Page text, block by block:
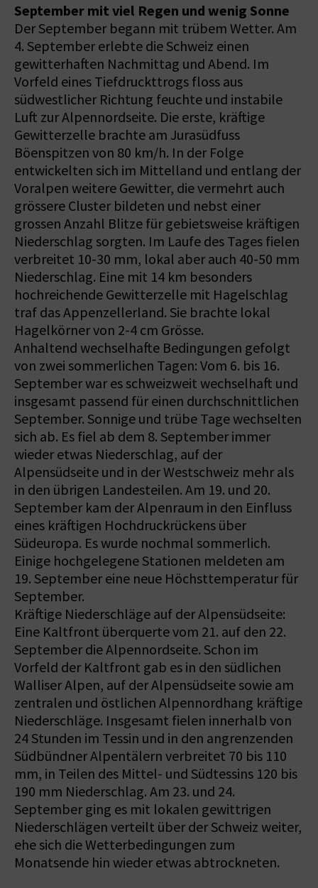
September mit viel Regen und wenig Sonne
Der September begann mit trübem Wetter. Am
4. September erlebte die Schweiz einen
gewitterhaften Nachmittag und Abend. Im
Vorfeld eines Tiefdruckttrogs floss aus
südwestlicher Richtung feuchte und instabile
Luft zur Alpennordseite. Die erste, kräftige
Gewitterzelle brachte am Jurasüdfuss
Böenspitzen von 80 km/h. In der Folge
entwickelten sich im Mittelland und entlang der
Voralpen weitere Gewitter, die vermehrt auch
grössere Cluster bildeten und nebst einer
grossen Anzahl Blitze für gebietsweise kräftigen
Niederschlag sorgten. Im Laufe des Tages fielen
verbreitet 10-30 mm, lokal aber auch 40-50 mm
Niederschlag. Eine mit 14 km besonders
hochreichende Gewitterzelle mit Hagelschlag
traf das Appenzellerland. Sie brachte lokal
Hagelkörner von 2-4 cm Grösse.
Anhaltend wechselhafte Bedingungen gefolgt
von zwei sommerlichen Tagen: Vom 6. bis 16.
September war es schweizweit wechselhaft und
insgesamt passend für einen durchschnittlichen
September. Sonnige und trübe Tage wechselten
sich ab. Es fiel ab dem 8. September immer
wieder etwas Niederschlag, auf der
Alpensüdseite und in der Westschweiz mehr als
in den übrigen Landesteilen. Am 19. und 20.
September kam der Alpenraum in den Einfluss
eines kräftigen Hochdruckrückens über
Südeuropa. Es wurde nochmal sommerlich.
Einige hochgelegene Stationen meldeten am
19. September eine neue Höchsttemperatur für
September.
Kräftige Niederschläge auf der Alpensüdseite:
Eine Kaltfront überquerte vom 21. auf den 22.
September die Alpennordseite. Schon im
Vorfeld der Kaltfront gab es in den südlichen
Walliser Alpen, auf der Alpensüdseite sowie am
zentralen und östlichen Alpennordhang kräftige
Niederschläge. Insgesamt fielen innerhalb von
24 Stunden im Tessin und in den angrenzenden
Südbündner Alpentälern verbreitet 70 bis 110
mm, in Teilen des Mittel- und Südtessins 120 bis
190 mm Niederschlag. Am 23. und 24.
September ging es mit lokalen gewittrigen
Niederschlägen verteilt über der Schweiz weiter,
ehe sich die Wetterbedingungen zum
Monatsende hin wieder etwas abtrockneten.